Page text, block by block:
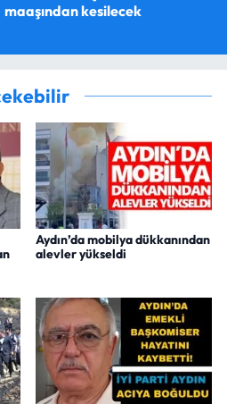
maaşından kesilecek
Aydın’da mobilya dükkanından
alevler yükseldi